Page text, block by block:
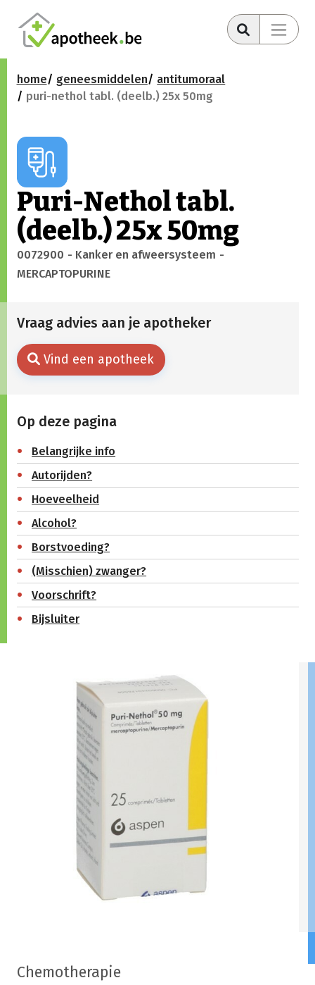
home geneesmiddelen
antitumoraal
puri-nethol tabl. (deelb.) 25x 50mg
Puri-Nethol tabl.
(deelb.) 25x 50mg
0072900 - Kanker en afweersysteem -
MERCAPTOPURINE
Vraag advies aan je apotheker
Vind een apotheek
Op deze pagina
Belangrijke info
Autorijden?
Hoeveelheid
Alcohol?
Borstvoeding?
(Misschien) zwanger?
Voorschrift?
Bijsluiter
Chemotherapie